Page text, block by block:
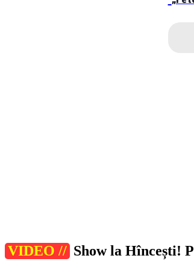
VIDEO // Show la Hîncești!